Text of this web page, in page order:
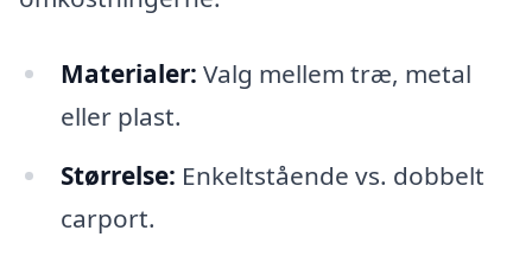
Materialer: Valg mellem træ, metal
eller plast.
Størrelse: Enkeltstående vs. dobbelt
carport.